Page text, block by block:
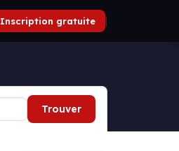
Inscription gratuite |
Trouver